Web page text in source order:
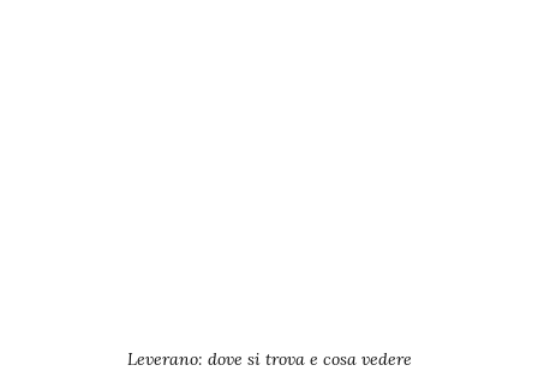
Leverano: dove si trova e cosa vedere